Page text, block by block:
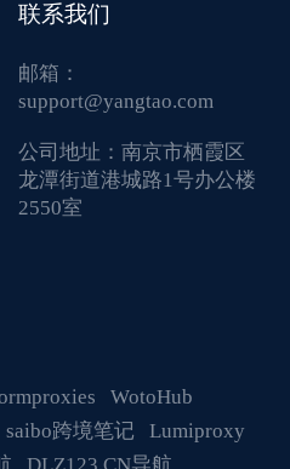
联系我们
邮箱：
support@yangtao.com
公司地址： 南京市栖霞区
龙潭街道港城路1号办公楼
2550室
WotoHub
saibo跨境笔记
Lumiproxy